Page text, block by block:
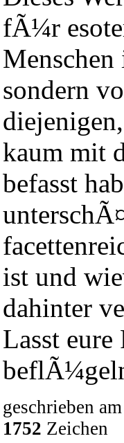
fÃ¼r
Menschen
sondern
kaum mit
befasst
ist und
dahinter
Lasst eure
geschrieben
1752 Zeichen